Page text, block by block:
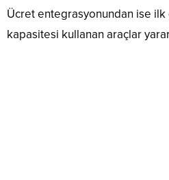
Ücret entegrasyonundan ise ilk
kapasitesi kullanan araçlar